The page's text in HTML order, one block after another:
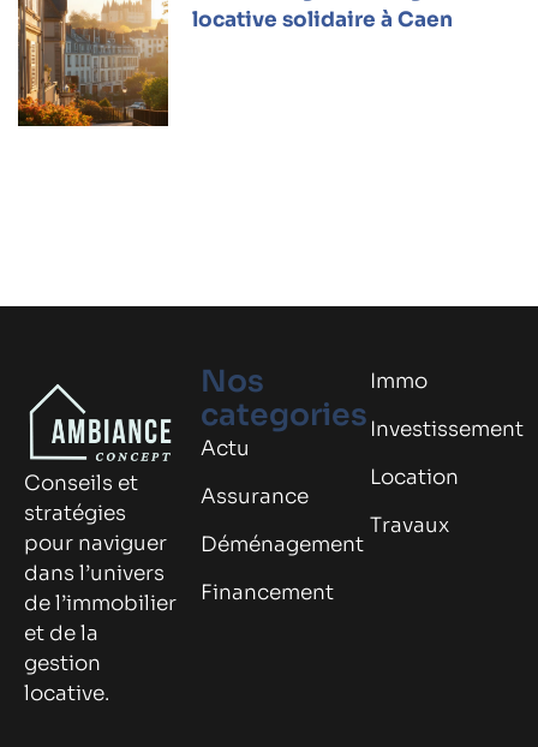
locative solidaire à Caen
Conseils et
stratégies
pour naviguer
dans l’univers
de l’immobilier
et de la
gestion
locative.
Nos
categories
Actu
Assurance
Déménagement
Financement
Immo
Investissement
Location
Travaux